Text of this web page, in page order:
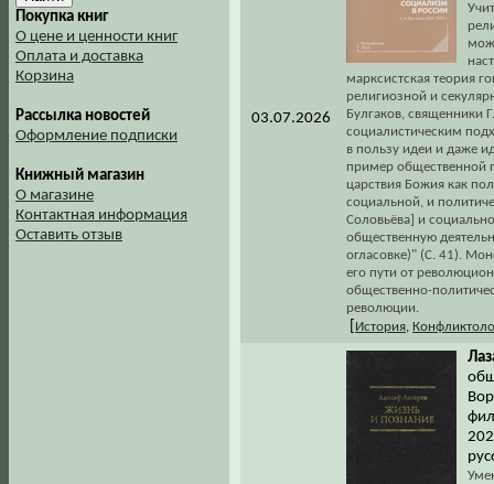
Покупка книг
О цене и ценности книг
Оплата и доставка
Корзина
Рассылка новостей
Оформление подписки
Книжный магазин
О магазине
Контактная информация
Оставить отзыв
03.07.2026
марксистская теория
религиозной и
Булгаков, священники
социалистическим
в пользу идеи и даже
пример общественной
царствия Божия как
социальной, и
Соловьёва] и
общественную
огласовке)" (С. 41).
его пути от
общественно-
революции.
История,